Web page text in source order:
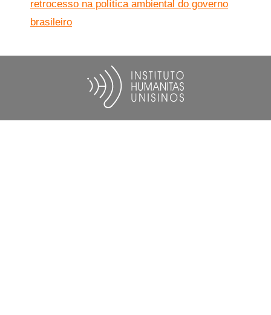
retrocesso na política ambiental do governo
brasileiro